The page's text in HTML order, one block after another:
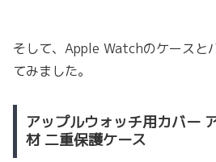
そして、Apple Watchのケースと
てみました。
アップルウォッチ用カバー
材 二重保護ケース